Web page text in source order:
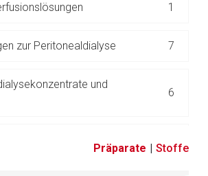
1
zur Peritonealdialyse 7
und
6
Lösungen
Präparate | Stoffe